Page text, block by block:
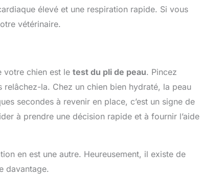
élevé et une respiration rapide. Si vous
vétérinaire.
votre chien est le test du pli de peau. Pincez
la. Chez un chien bien hydraté, la peau
secondes à revenir en place, c’est un signe de
à prendre une décision rapide et à fournir l’aide
en est une autre. Heureusement, il existe de
davantage.